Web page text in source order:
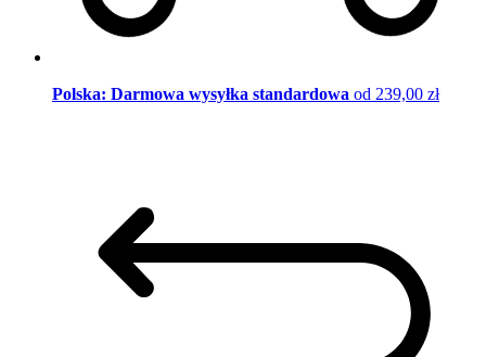
Polska: Darmowa wysyłka standardowa od 239,00 zł